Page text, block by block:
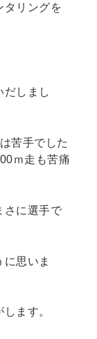
タリングを
だしまし
苦手でした
ｍ走も苦痛
さに選手で
思いま
ます。